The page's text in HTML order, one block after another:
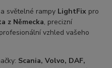
světelné rampy LightFix pro
z Německa, precizní
vzhled vašeho
Scania, Volvo, DAF,